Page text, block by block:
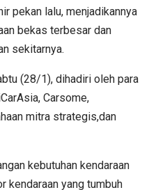
pekan lalu, menjadikannya
bekas terbesar dan
sekitarnya.
(28/1), dihadiri oleh para
Carsome,
mitra strategis,dan
kebutuhan kendaraan
kendaraan yang tumbuh